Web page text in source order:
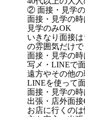
② 面接・見学
面接・見学の
見学のみOK
いきなり面接
の雰囲気だけで
面接・見学の
写メ・LINEで
遠方やその他
LINEを使って
面接・見学の
出張・店外面
お店に行くの